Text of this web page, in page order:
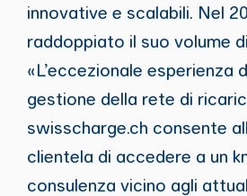
innovative e scalabili. Nel
raddoppiato il suo volume
«L’eccezionale esperienza
gestione della rete di
swisscharge.ch consente
clientela di accedere a un
consulenza vicino agli